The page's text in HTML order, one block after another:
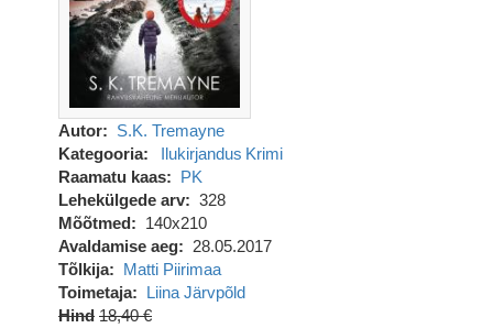
Autor
S.K. Tremayne
Kategooria
Ilukirjandus Krimi
Raamatu kaas
PK
Lehekülgede arv
328
Mõõtmed
140x210
Avaldamise aeg
28.05.2017
Tõlkija
Matti Piirimaa
Toimetaja
Liina Järvpõld
Hind 18,40 €